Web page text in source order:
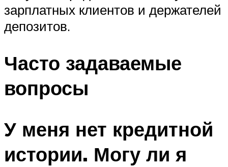
зарплатных клиентов и держателей
депозитов.
Часто задаваемые
вопросы
У меня нет кредитной
истории. Могу ли я